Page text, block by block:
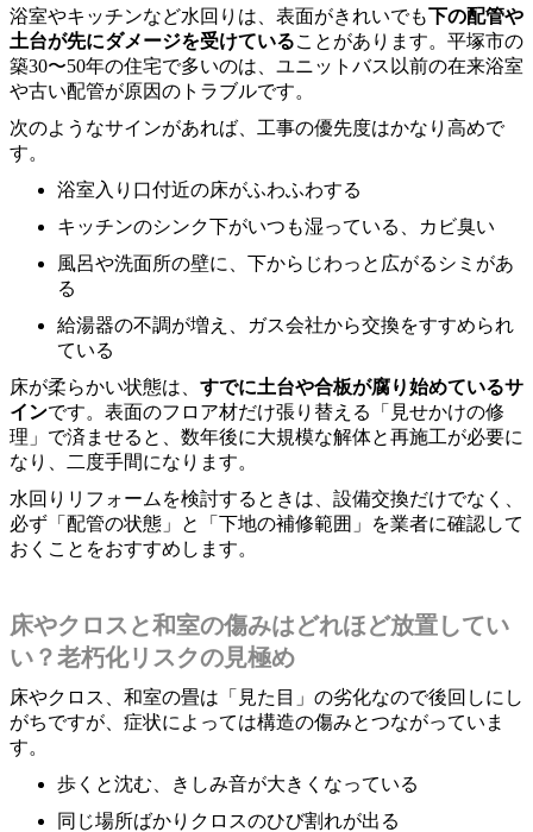
浴室やキッチンなど水回りは、表面がきれいでも下の配管や
土台が先にダメージを受けていることがあります。平塚市の
築30〜50年の住宅で多いのは、ユニットバス以前の在来浴室
や古い配管が原因のトラブルです。
次のようなサインがあれば、工事の優先度はかなり高めで
す。
浴室入り口付近の床がふわふわする
キッチンのシンク下がいつも湿っている、カビ臭い
風呂や洗面所の壁に、下からじわっと広がるシミがあ
る
給湯器の不調が増え、ガス会社から交換をすすめられ
ている
床が柔らかい状態は、 すでに土台や合板が腐り始めているサ
インです。表面のフロア材だけ張り替える「見せかけの修
理」で済ませると、数年後に大規模な解体と再施工が必要に
なり、二度手間になります。
水回りリフォームを検討するときは、設備交換だけでなく、
必ず「配管の状態」と「下地の補修範囲」を業者に確認して
おくことをおすすめします。
床やクロスと和室の傷みはどれほど放置してい
い？老朽化リスクの見極め
床やクロス、和室の畳は「見た目」の劣化なので後回しにし
がちですが、症状によっては構造の傷みとつながっていま
す。
歩くと沈む、きしみ音が大きくなっている
同じ場所ばかりクロスのひび割れが出る